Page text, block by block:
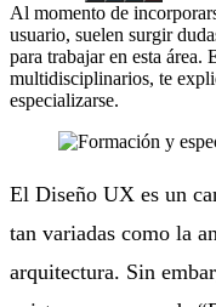
Al momento de
usuario, suelen surgir
para trabajar en esta área.
multidisciplinarios, te
especializarse.
El Diseño UX es un
tan variadas como la
arquitectura. Sin